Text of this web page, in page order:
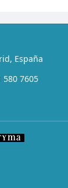
España
580 7605